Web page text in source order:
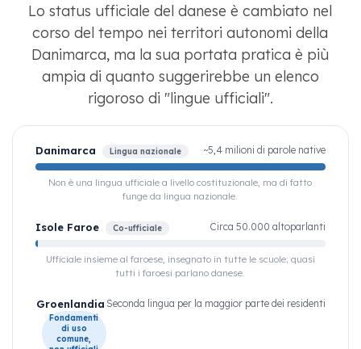
Lo status ufficiale del danese è cambiato nel
corso del tempo nei territori autonomi della
Danimarca, ma la sua portata pratica è più
ampia di quanto suggerirebbe un elenco
rigoroso di "lingue ufficiali".
Danimarca Lingua nazionale ~5,4 milioni di parole native
Non è una lingua ufficiale a livello costituzionale, ma di fatto
funge da lingua nazionale.
Isole Faroe Co-ufficiale Circa 50.000 altoparlanti
Ufficiale insieme al faroese, insegnato in tutte le scuole; quasi
tutti i faroesi parlano danese.
Groenlandia
Fondamenti
di uso
comune,
Seconda lingua per la maggior parte dei residenti